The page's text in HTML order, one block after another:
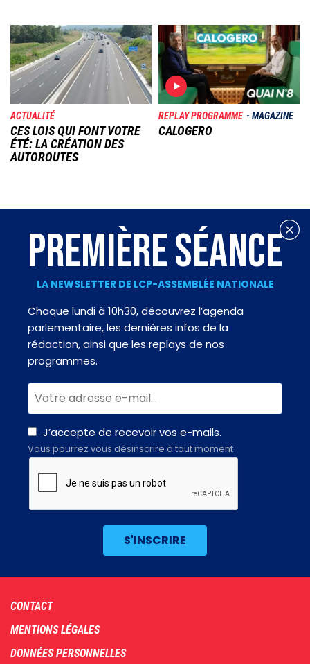
Image
ACTUALITÉ
CES LOIS QUI FONT VOTRE
ÉTÉ: LA CRÉATION DES
AUTOROUTES
Image
REPLAY PROGRAMME MAGAZINE
CALOGERO
PREMIÈRE SÉANCE
LA NEWSLETTER DE LCP-ASSEMBLÉE NATIONALE
Chaque lundi à 10h30, découvrez l’agenda
parlementaire, les dernières infos de la
rédaction, ainsi que les replays de nos
programmes.
J’accepte de recevoir vos e-mails.
Vous pourrez vous désinscrire à tout moment
Footer
menu
CONTACT
MENTIONS LÉGALES
DONNÉES PERSONNELLES